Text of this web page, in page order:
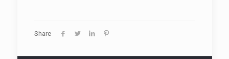
Share